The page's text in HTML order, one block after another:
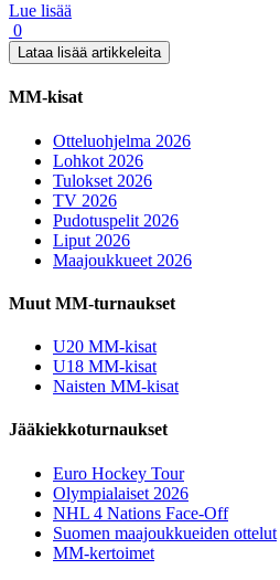
Lue lisää
0
Lataa lisää artikkeleita
MM-kisat
Otteluohjelma 2026
Lohkot 2026
Tulokset 2026
TV 2026
Pudotuspelit 2026
Liput 2026
Maajoukkueet 2026
Muut MM-turnaukset
U20 MM-kisat
U18 MM-kisat
Naisten MM-kisat
Jääkiekkoturnaukset
Euro Hockey Tour
Olympialaiset 2026
NHL 4 Nations Face-Off
Suomen maajoukkueiden ottelut
MM-kertoimet